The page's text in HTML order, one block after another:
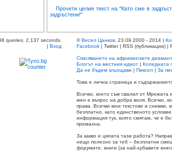
Прочети целия текст на "Като сме в
задръстени!"
queries. 2,137 seconds.
| Вход
©Весел Цанков , 23.09.2000 - 2014 |
Facebook | Twitter | RSS (публикации) |
Спасяването на африканските
Блогът на местния идиот | Коледната
Да не бъдем кльощави | Пиксел | За
Това е лична страница и
Всичко, което съм свалил от Мрежата
мен е въпрос на добра воля. Всичко,
права. Всички мои текстове и снимки,
безплатно, като единственото
информация тук, която смятам, че е
премахна.
За какво е цялата тази работа?
нещо полезно за теб – безплатни
форумите, книги (за най-хубавите